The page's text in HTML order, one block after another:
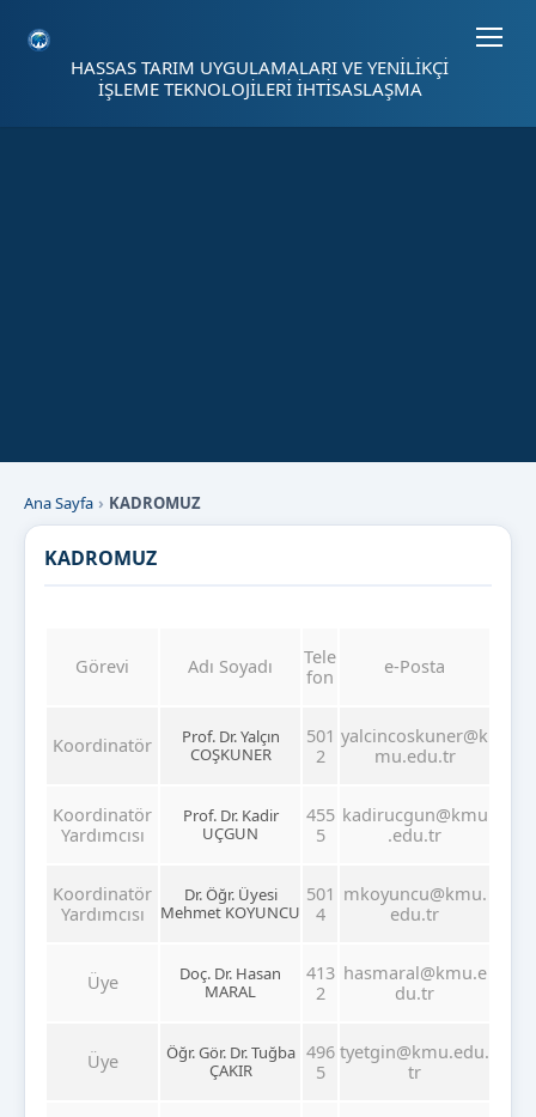
HASSAS TARIM UYGULAMALARI VE YENİLİKÇİ
İŞLEME TEKNOLOJİLERİ İHTİSASLAŞMA
Ana Sayfa KADROMUZ
KADROMUZ
Görevi Adı Soyadı
Tele
fon
e-Posta
Koordinatör
Prof. Dr. Yalçın
COŞKUNER
501
2
yalcincoskuner@k
mu.edu.tr
Koordinatör
Yardımcısı
Prof. Dr. Kadir
UÇGUN
455
5
kadirucgun@kmu
.edu.tr
Koordinatör
Yardımcısı
Dr. Öğr. Üyesi
Mehmet KOYUNCU
501
4
mkoyuncu@kmu.
edu.tr
Üye
Doç. Dr. Hasan
MARAL
413
2
hasmaral@kmu.e
du.tr
Üye
Öğr. Gör. Dr. Tuğba
ÇAKIR
496
5
tyetgin@kmu.edu.
tr